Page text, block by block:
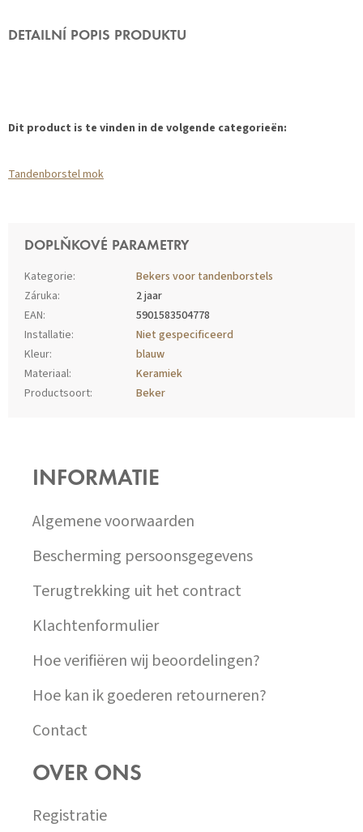
DETAILNÍ POPIS PRODUKTU
Dit product is te vinden in de volgende categorieën:
Tandenborstel mok
DOPLŇKOVÉ PARAMETRY
Kategorie:
Bekers voor tandenborstels
Záruka:
2 jaar
EAN:
5901583504778
Installatie:
Niet gespecificeerd
Kleur:
blauw
Materiaal:
Keramiek
Productsoort:
Beker
INFORMATIE
Algemene voorwaarden
Bescherming persoonsgegevens
Terugtrekking uit het contract
Klachtenformulier
Hoe verifiëren wij beoordelingen?
Hoe kan ik goederen retourneren?
Contact
OVER ONS
Registratie